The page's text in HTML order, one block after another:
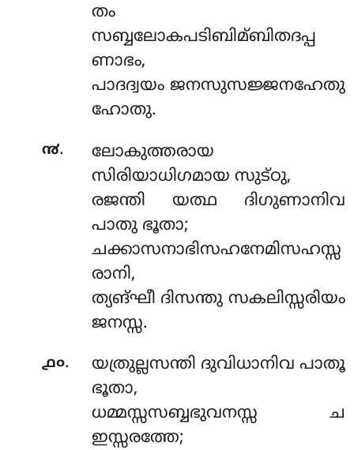
തം
സബ്ബലോകപടിബിമ്ബിതദപ്പ
ണാഭം,
പാദദ്വയം ജനസുസജ്ജനഹേതു
ഹോതു.
൯.
ലോകുത്തരായ
സിരിയാധിഗമായ സുട്ഠു,
രജന്തി യത്ഥ ദിഗുണാനിവ
പാതു ഭൂതാ;
ചക്കാസനാഭിസഹനേമിസഹസ്സ
രാനി,
ത്യങ്ഘീ ദിസന്തു സകലിസ്സരിയം
ജനസ്സ.
൧൦.
യത്രുല്ലസന്തി ദുവിധാനിവ പാതൂ
ഭൂതാ,
ധമ്മസ്സസബ്ബഭുവനസ്സ ച
ഇസ്സരത്തേ;